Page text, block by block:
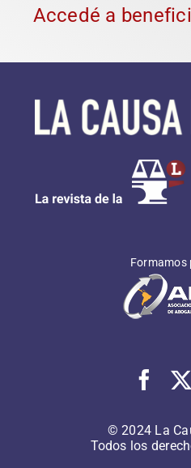
Formamos
© 2024 La